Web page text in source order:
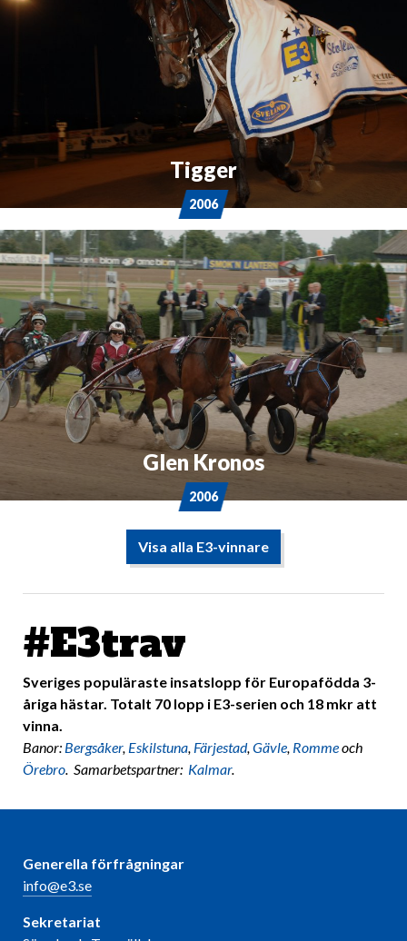
2006
Tigger
2006
Glen Kronos
Visa alla E3-vinnare
#E3trav
Sveriges populäraste insatslopp för Europafödda 3-
åriga hästar. Totalt 70 lopp i E3-serien och 18 mkr att
vinna.
Banor: Bergsåker, Eskilstuna Färjestad, Gävle Rommeoch
Örebro . Samarbetspartner: Kalmar.
Generella förfrågningar
info@e3.se
Sekretariat